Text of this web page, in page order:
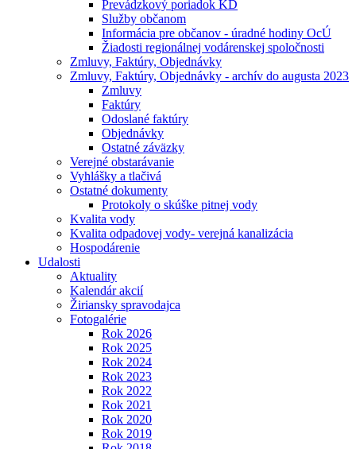
Prevádzkový poriadok KD
Služby občanom
Informácia pre občanov - úradné hodiny OcÚ
Žiadosti regionálnej vodárenskej spoločnosti
Zmluvy, Faktúry, Objednávky
Zmluvy, Faktúry, Objednávky - archív do augusta 2023
Zmluvy
Faktúry
Odoslané faktúry
Objednávky
Ostatné záväzky
Verejné obstarávanie
Vyhlášky a tlačivá
Ostatné dokumenty
Protokoly o skúške pitnej vody
Kvalita vody
Kvalita odpadovej vody- verejná kanalizácia
Hospodárenie
Udalosti
Aktuality
Kalendár akcií
Žiriansky spravodajca
Fotogalérie
Rok 2026
Rok 2025
Rok 2024
Rok 2023
Rok 2022
Rok 2021
Rok 2020
Rok 2019